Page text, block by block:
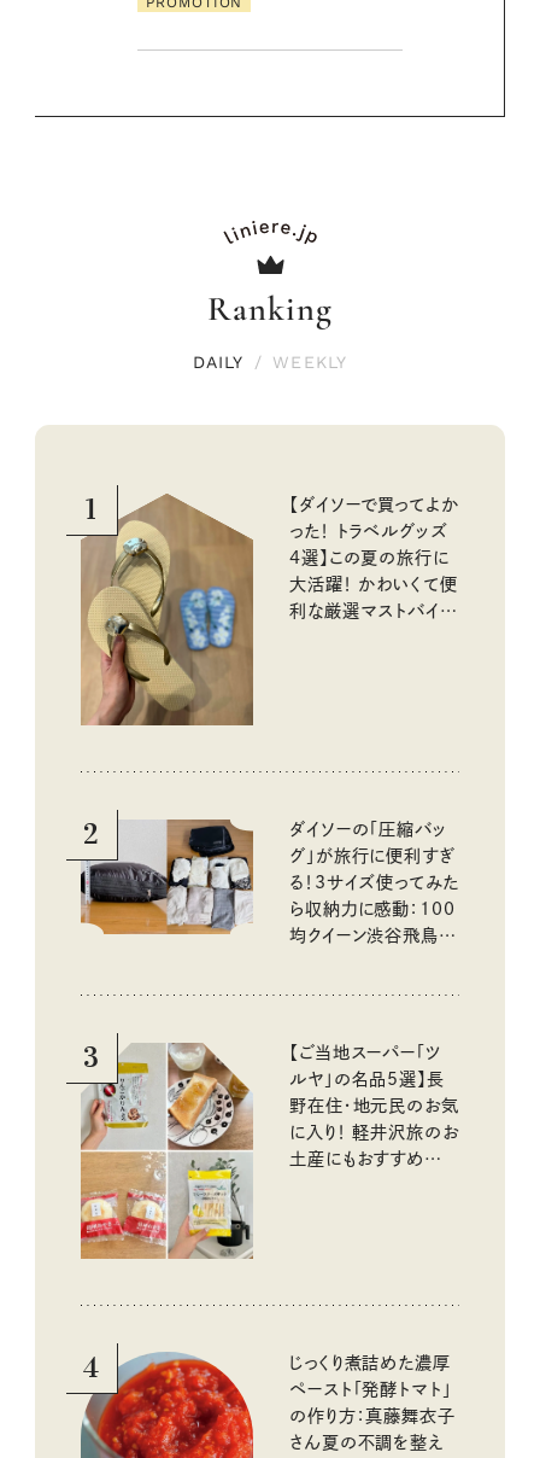
Ranking
DAILY / WEEKLY
1
【ダイソーで買ってよか
った！ トラベルグッズ
4選】この夏の旅行に
大活躍！ かわいくて便
利な厳選マストバイア
2
ダイソーの「圧縮バッ
グ」が旅行に便利すぎ
る！3サイズ使ってみた
ら収納力に感動：100
均クイーン渋谷飛鳥の
3
【ご当地スーパー「ツ
ルヤ」の名品5選】長
野在住・地元民のお気
に入り！ 軽井沢旅のお
土産にもおすすめのお
4
じっくり煮詰めた濃厚
ペースト「発酵トマト」
の作り方：真藤舞衣子
さん夏の不調を整え